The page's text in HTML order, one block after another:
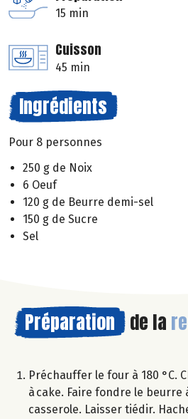
15 min
Cuisson
45 min
Ingrédients
Pour 8 personnes
250 g de Noix
6 Oeuf
120 g de Beurre demi-sel
150 g de Sucre
Sel
Préparation de la
Préchauffer le four à 180 °C.
à cake. Faire fondre le beurre
casserole. Laisser tiédir.